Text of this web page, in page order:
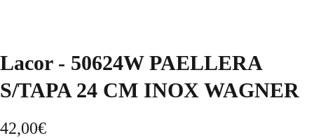
Lacor - 50624W PAELLERA
S/TAPA 24 CM INOX WAGNER
42,00€